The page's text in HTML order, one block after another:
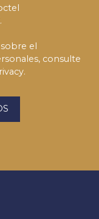
el
consulte